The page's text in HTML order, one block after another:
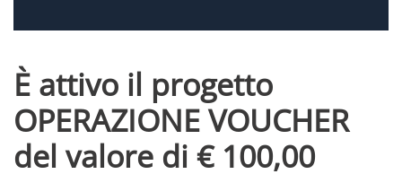
È attivo il progetto
OPERAZIONE VOUCHER
del valore di € 100,00